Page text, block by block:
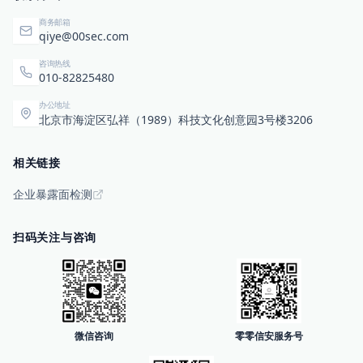
商务邮箱
qiye@00sec.com
咨询热线
010-82825480
办公地址
北京市海淀区弘祥（1989）科技文化创意园3号楼3206
相关链接
企业暴露面检测
扫码关注与咨询
微信咨询 零零信安服务号